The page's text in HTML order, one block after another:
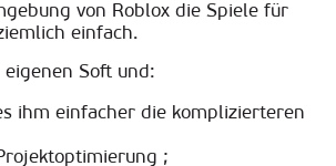
von Roblox die Spiele für
einfach.
Soft und:
ihm einfacher die komplizierteren
;